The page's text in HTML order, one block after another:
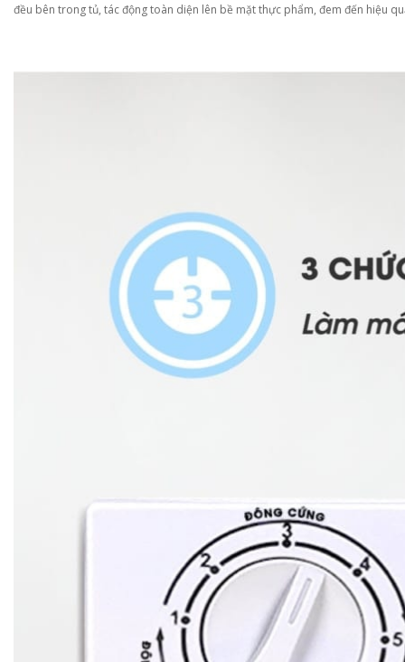
đều bên trong tủ, tác động toàn diện lên bề mặt thực phẩm, đem đến hiệu